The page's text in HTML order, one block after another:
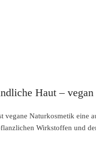
Haut –
vegane Naturkosmetik eine
Wirkstoffen und